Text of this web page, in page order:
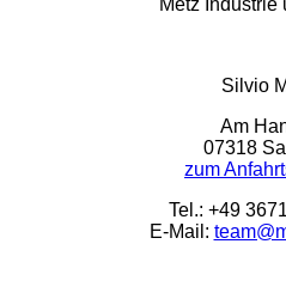
Silvio
Am
07318
zum
Tel.: +49
E-Mail: